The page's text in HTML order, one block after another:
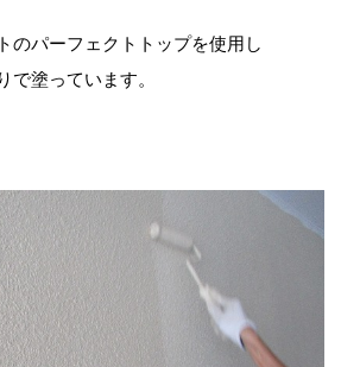
のパーフェクトトップを使用し
で塗っています。